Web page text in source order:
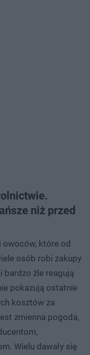
niż przed
owoców, które od
osób robi zakupy
bardzo źle reagują
pokazują ostatnie
kosztów za
zmienna pogoda,
Wielu dawały się